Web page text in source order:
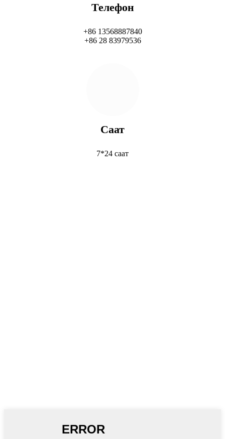
Телефон
+86 13568887840
+86 28 83979536
Саат
7*24 саат